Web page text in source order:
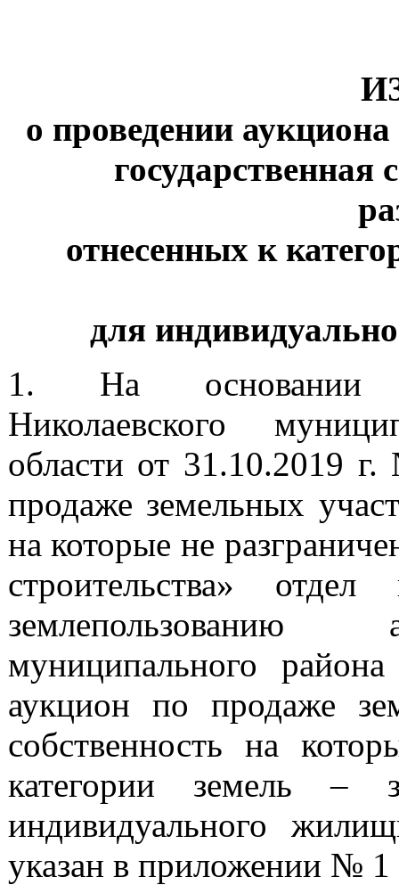
о проведении
государственная
отнесенных к
для
1. На основании
Николаевского
области от 31.10.2019
продаже земельных
на которые не
строительства»
землепользованию
муниципального
аукцион по продаже
собственность на
категории земель –
индивидуального
указан в приложении №